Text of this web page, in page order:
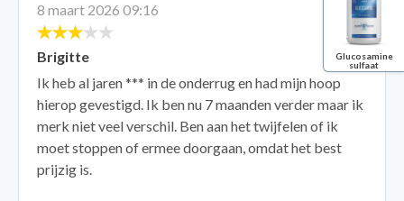
8 maart 2026 09:16
Brigitte
Ik heb al jaren *** in de onderrug en had mijn hoop
hierop gevestigd. Ik ben nu 7 maanden verder maar ik
merk niet veel verschil. Ben aan het twijfelen of ik
moet stoppen of ermee doorgaan, omdat het best
prijzig is.
Glucosamine
sulfaat